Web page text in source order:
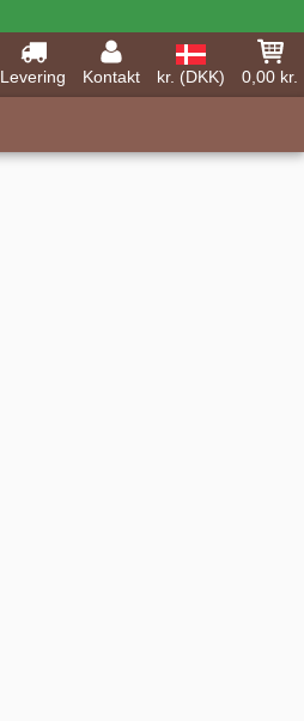
Levering Kontakt kr. (DKK)
0,00 kr.